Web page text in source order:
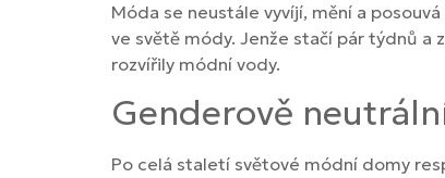
Móda se neustále vyvíjí, mění a
ve světě módy. Jenže stačí pár týdnů
rozvířily módní vody.
Genderově
Po celá staletí světové módní domy